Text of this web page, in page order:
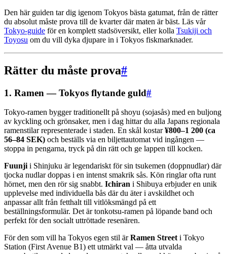
Den här guiden tar dig igenom Tokyos bästa gatumat, från de rätter
du absolut måste prova till de kvarter där maten är bäst. Läs vår
Tokyo-guide för en komplett stadsöversikt, eller kolla Tsukiji och
Toyosu om du vill dyka djupare in i Tokyos fiskmarknader.
Rätter du måste prova#
1. Ramen — Tokyos flytande guld#
Tokyo-ramen bygger traditionellt på shoyu (sojasås) med en buljong
av kyckling och grönsaker, men i dag hittar du alla Japans regionala
ramenstilar representerade i staden. En skål kostar¥800–1 200 (ca
56–84 SEK) och beställs via en biljettautomat vid ingången —
stoppa in pengarna, tryck på din rätt och ge lappen till kocken.
Fuunji i Shinjuku är legendariskt för sin tsukemen (doppnudlar) där
tjocka nudlar doppas i en intenst smakrik sås. Kön ringlar ofta runt
hörnet, men den rör sig snabbt. Ichiran i Shibuya erbjuder en unik
upplevelse med individuella bås där du äter i avskildhet och
anpassar allt från fetthalt till vitlöksmängd på ett
beställningsformulär. Det är tonkotsu-ramen på löpande band och
perfekt för den socialt uttröttade resenären.
För den som vill ha Tokyos egen stil ärRamen Street i Tokyo
Station (First Avenue B1) ett utmärkt val — åtta utvalda